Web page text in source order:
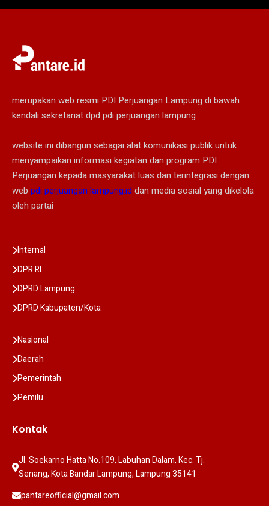
merupakan web resmi PDI Perjuangan Lampung di bawah
kendali sekretariat dpd pdi perjuangan lampung.
website ini dibangun sebagai alat komunikasi publik untuk
menyampaikan informasi kegiatan dan program PDI
Perjuangan kepada masyarakat luas dan terintegrasi dengan
web pdi perjuangan lampung.id dan media sosial yang dikelola
oleh partai
Internal
DPR RI
DPRD Lampung
DPRD Kabupaten/Kota
Nasional
Daerah
Pemerintah
Pemilu
Kontak
Jl. Soekarno Hatta No.109, Labuhan Dalam, Kec. Tj.
Senang, Kota Bandar Lampung, Lampung 35141
pantareofficial@gmail.com